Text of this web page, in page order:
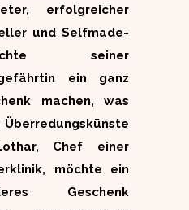
erfolgreicher
und Selfmade-
seiner
ein ganz
machen, was
Chef einer
möchte ein
Geschenk